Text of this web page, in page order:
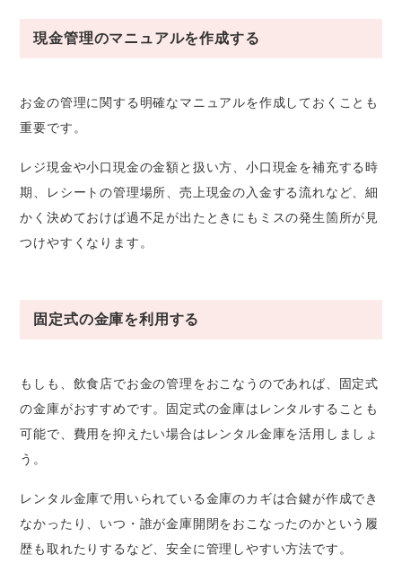
現金管理のマニュアルを作成する
お金の管理に関する明確なマニュアルを作成しておくことも
重要です。
レジ現金や小口現金の金額と扱い方、小口現金を補充する時
期、レシートの管理場所、売上現金の入金する流れなど、細
かく決めておけば過不足が出たときにもミスの発生箇所が見
つけやすくなります。
固定式の金庫を利用する
もしも、飲食店でお金の管理をおこなうのであれば、固定式
の金庫がおすすめです。固定式の金庫はレンタルすることも
可能で、費用を抑えたい場合はレンタル金庫を活用しましょ
う。
レンタル金庫で用いられている金庫のカギは合鍵が作成でき
なかったり、いつ・誰が金庫開閉をおこなったのかという履
歴も取れたりするなど、安全に管理しやすい方法です。